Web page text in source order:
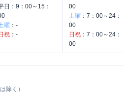
日： 9：00～15：
曜 ： -
祝 ： -
00
土曜 ： 7：00～24：
00
日祝 ： 7：00～24：
00
除く）